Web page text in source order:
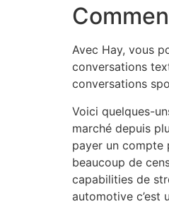
Avec Hay, vous
conversations
conversations
Voici quelques-
marché depuis
payer un compte
beaucoup de
capabilities de
automotive c’est